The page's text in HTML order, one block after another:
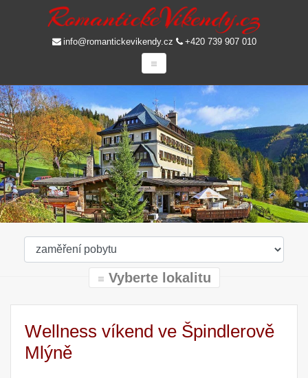
info@romantickevikendy.cz +420 739 907 010
Vyberte lokalitu
Wellness víkend ve Špindlerově
Mlýně